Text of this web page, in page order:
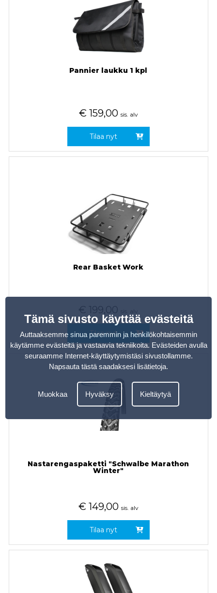
Pannier laukku 1 kpl
€ 159,00 sis. alv
Tilaa nyt
Rear Basket Work
€ 199,00 sis. alv
Tilaa nyt
Nastarengaspaketti "Schwalbe Marathon
Winter"
€ 149,00 sis. alv
Tilaa nyt
Tämä sivusto käyttää evästeitä
Auttaaksemme sinua paremmin ja henkilökohtaisemmin
käytämme evästeitä ja vastaavia tekniikoita. Evästeiden avulla
seuraamme Internet-käyttäytymistäsi sivustollamme.
Napsauta tästä saadaksesi lisätietoja.
Muokkaa Hyväksy Kieltäytyä